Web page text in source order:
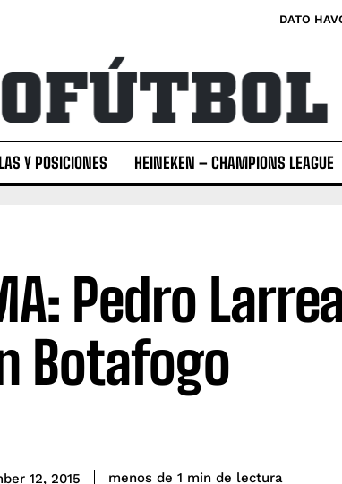
DATO
Y POSICIONES HEINEKEN – CHAMPIONS LEAGUE
Pedro
Botafogo
12, 2015 menos de 1 min de lectura